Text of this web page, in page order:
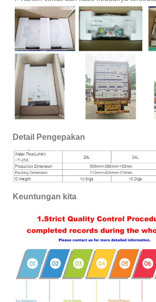
Detail Pengepakan
Keuntungan kita